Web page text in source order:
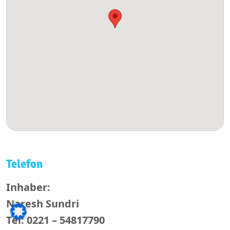
Telefon
Inhaber:
Naresh Sundri
Tel: 0221 – 54817790